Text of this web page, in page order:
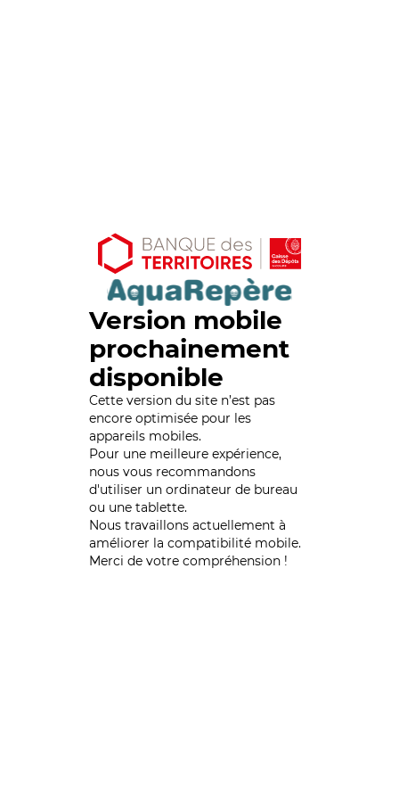
Version mobile
prochainement
disponible
Cette version du site n’est pas
encore optimisée pour les
appareils mobiles.
Pour une meilleure expérience,
nous vous recommandons
d'utiliser un ordinateur de bureau
ou une tablette.
Nous travaillons actuellement à
améliorer la compatibilité mobile.
Merci de votre compréhension !